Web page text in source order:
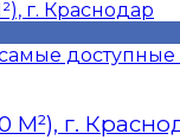
М²), г.